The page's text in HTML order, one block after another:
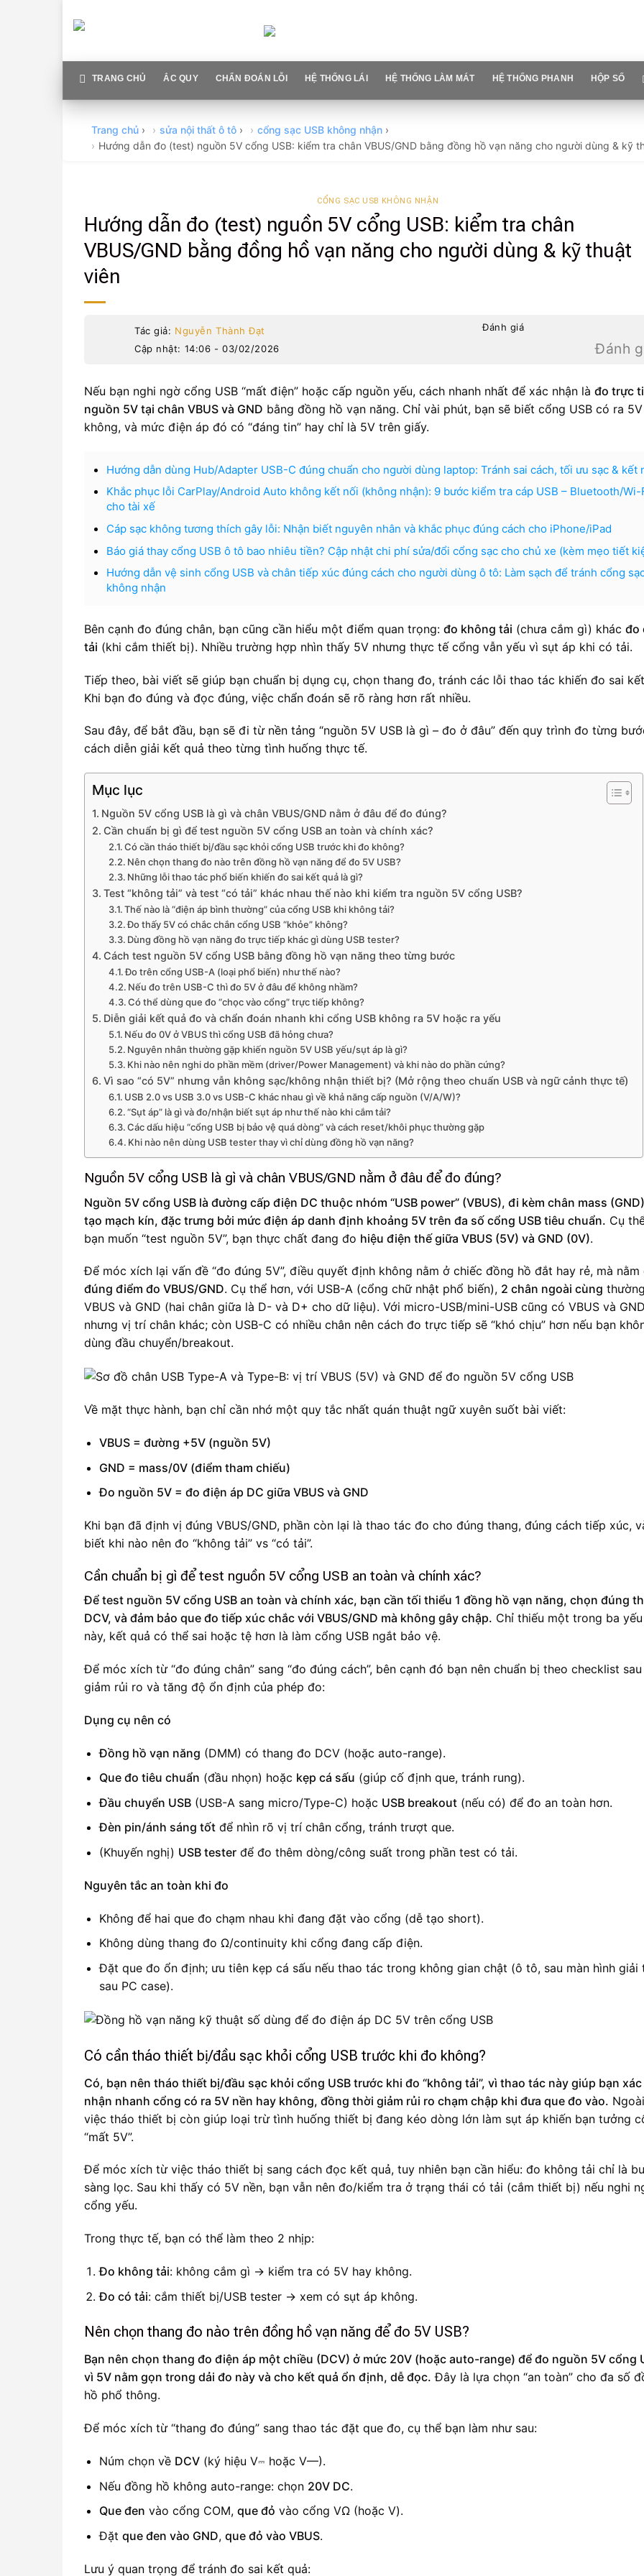
TRANG CHỦ ẮC QUY CHẨN ĐOÁN LỖI HỆ THỐNG LÁI HỆ THỐNG LÀM MÁT HỆ THỐNG PHANH HỘP SỐ
Trang chủ › sửa nội thất ô tô › cổng sạc USB không nhận ›
Hướng dẫn đo (test) nguồn 5V cổng USB: kiểm tra chân VBUS/GND bằng đồng hồ vạn năng cho người dùng & kỹ
CỔNG SẠC USB KHÔNG NHẬN
Hướng dẫn đo (test) nguồn 5V cổng USB: kiểm tra chân
VBUS/GND bằng đồng hồ vạn năng cho người dùng & kỹ thuật
viên
Tác giả: Nguyễn Thành Đạt
Cập nhật: 14:06 - 03/02/2026
Đánh giá
Đánh
Nếu bạn nghi ngờ cổng USB “mất điện” hoặc cấp nguồn yếu, cách nhanh nhất để xác nhận là đo trực
nguồn 5V tại chân VBUS và GND bằng đồng hồ vạn năng. Chỉ vài phút, bạn sẽ biết cổng USB có ra
không, và mức điện áp đó có “đáng tin” hay chỉ là 5V trên giấy.
Hướng dẫn dùng Hub/Adapter USB-C đúng chuẩn cho người dùng laptop: Tránh sai cách, tối ưu sạc & kết
Khắc phục lỗi CarPlay/Android Auto không kết nối (không nhận): 9 bước kiểm tra cáp USB – Bluetooth/Wi-
cho tài xế
Cáp sạc không tương thích gây lỗi: Nhận biết nguyên nhân và khắc phục đúng cách cho iPhone/iPad
Báo giá thay cổng USB ô tô bao nhiêu tiền? Cập nhật chi phí sửa/đổi cổng sạc cho chủ xe (kèm mẹo tiết
Hướng dẫn vệ sinh cổng USB và chân tiếp xúc đúng cách cho người dùng ô tô: Làm sạch để tránh cổng
không nhận
Bên cạnh đo đúng chân, bạn cũng cần hiểu một điểm quan trọng: đo không tải (chưa cắm gì) khác đo
tải (khi cắm thiết bị). Nhiều trường hợp nhìn thấy 5V nhưng thực tế cổng vẫn yếu vì sụt áp khi có tải.
Tiếp theo, bài viết sẽ giúp bạn chuẩn bị dụng cụ, chọn thang đo, tránh các lỗi thao tác khiến đo sai
Khi bạn đo đúng và đọc đúng, việc chẩn đoán sẽ rõ ràng hơn rất nhiều.
Sau đây, để bắt đầu, bạn sẽ đi từ nền tảng “nguồn 5V USB là gì – đo ở đâu” đến quy trình đo từng
cách diễn giải kết quả theo từng tình huống thực tế.
Mục lục
Nguồn 5V cổng USB là gì và chân VBUS/GND nằm ở đâu để đo đúng?
Cần chuẩn bị gì để test nguồn 5V cổng USB an toàn và chính xác?
Có cần tháo thiết bị/đầu sạc khỏi cổng USB trước khi đo không?
Nên chọn thang đo nào trên đồng hồ vạn năng để đo 5V USB?
Những lỗi thao tác phổ biến khiến đo sai kết quả là gì?
Test “không tải” và test “có tải” khác nhau thế nào khi kiểm tra nguồn 5V cổng USB?
Thế nào là “điện áp bình thường” của cổng USB khi không tải?
Đo thấy 5V có chắc chắn cổng USB “khỏe” không?
Dùng đồng hồ vạn năng đo trực tiếp khác gì dùng USB tester?
Cách test nguồn 5V cổng USB bằng đồng hồ vạn năng theo từng bước
Đo trên cổng USB-A (loại phổ biến) như thế nào?
Nếu đo trên USB-C thì đo 5V ở đâu để không nhầm?
Có thể dùng que đo “chọc vào cổng” trực tiếp không?
Diễn giải kết quả đo và chẩn đoán nhanh khi cổng USB không ra 5V hoặc ra yếu
Nếu đo 0V ở VBUS thì cổng USB đã hỏng chưa?
Nguyên nhân thường gặp khiến nguồn 5V USB yếu/sụt áp là gì?
Khi nào nên nghi do phần mềm (driver/Power Management) và khi nào do phần cứng?
Vì sao “có 5V” nhưng vẫn không sạc/không nhận thiết bị? (Mở rộng theo chuẩn USB và ngữ cảnh thực tế)
USB 2.0 vs USB 3.0 vs USB-C khác nhau gì về khả năng cấp nguồn (V/A/W)?
“Sụt áp” là gì và đo/nhận biết sụt áp như thế nào khi cắm tải?
Các dấu hiệu “cổng USB bị bảo vệ quá dòng” và cách reset/khôi phục thường gặp
Khi nào nên dùng USB tester thay vì chỉ dùng đồng hồ vạn năng?
Nguồn 5V cổng USB là gì và chân VBUS/GND nằm ở đâu để đo đúng?
Nguồn 5V cổng USB là đường cấp điện DC thuộc nhóm “USB power” (VBUS), đi kèm chân mass
tạo mạch kín, đặc trưng bởi mức điện áp danh định khoảng 5V trên đa số cổng USB tiêu chuẩn. Cụ
bạn muốn “test nguồn 5V”, bạn thực chất đang đo hiệu điện thế giữa VBUS (5V) và GND (0V).
Để móc xích lại vấn đề “đo đúng 5V”, điều quyết định không nằm ở chiếc đồng hồ đắt hay rẻ, mà nằm
đúng điểm đo VBUS/GND. Cụ thể hơn, với USB-A (cổng chữ nhật phổ biến), 2 chân ngoài cùng
VBUS và GND (hai chân giữa là D- và D+ cho dữ liệu). Với micro-USB/mini-USB cũng có VBUS và
nhưng vị trí chân khác; còn USB-C có nhiều chân nên cách đo trực tiếp sẽ “khó chịu” hơn nếu bạn
dùng đầu chuyển/breakout.
Về mặt thực hành, bạn chỉ cần nhớ một quy tắc nhất quán thuật ngữ xuyên suốt bài viết:
VBUS = đường +5V (nguồn 5V)
GND = mass/0V (điểm tham chiếu)
Đo nguồn 5V = đo điện áp DC giữa VBUS và GND
Khi bạn đã định vị đúng VBUS/GND, phần còn lại là thao tác đo cho đúng thang, đúng cách tiếp xúc,
biết khi nào nên đo “không tải” vs “có tải”.
Cần chuẩn bị gì để test nguồn 5V cổng USB an toàn và chính xác?
Để test nguồn 5V cổng USB an toàn và chính xác, bạn cần tối thiểu 1 đồng hồ vạn năng, chọn đúng
DCV, và đảm bảo que đo tiếp xúc chắc với VBUS/GND mà không gây chập. Chỉ thiếu một trong ba
này, kết quả có thể sai hoặc tệ hơn là làm cổng USB ngắt bảo vệ.
Để móc xích từ “đo đúng chân” sang “đo đúng cách”, bên cạnh đó bạn nên chuẩn bị theo checklist
giảm rủi ro và tăng độ ổn định của phép đo:
Dụng cụ nên có
Đồng hồ vạn năng (DMM) có thang đo DCV (hoặc auto-range).
Que đo tiêu chuẩn (đầu nhọn) hoặc kẹp cá sấu (giúp cố định que, tránh rung).
Đầu chuyển USB(USB-A sang micro/Type-C) hoặc USB breakout(nếu có) để đo an toàn hơn.
Đèn pin/ánh sáng tốtđể nhìn rõ vị trí chân cổng, tránh trượt que.
(Khuyến nghị) USB testerđể đo thêm dòng/công suất trong phần test có tải.
Nguyên tắc an toàn khi đo
Không để hai que đo chạm nhau khi đang đặt vào cổng (dễ tạo short).
Không dùng thang đo Ω/continuity khi cổng đang cấp điện.
Đặt que đo ổn định; ưu tiên kẹp cá sấu nếu thao tác trong không gian chật (ô tô, sau màn hình giải
sau PC case).
Có cần tháo thiết bị/đầu sạc khỏi cổng USB trước khi đo không?
Có, bạn nên tháo thiết bị/đầu sạc khỏi cổng USB trước khi đo “không tải”, vì thao tác này giúp bạn xác
nhận nhanh cổng có ra 5V nền hay không, đồng thời giảm rủi ro chạm chập khi đưa que đo vào.
việc tháo thiết bị còn giúp loại trừ tình huống thiết bị đang kéo dòng lớn làm sụt áp khiến bạn tưởng
“mất 5V”.
Để móc xích từ việc tháo thiết bị sang cách đọc kết quả, tuy nhiên bạn cần hiểu: đo không tải chỉ là
sàng lọc. Sau khi thấy có 5V nền, bạn vẫn nên đo/kiểm tra ở trạng thái có tải (cắm thiết bị) nếu nghi
cổng yếu.
Trong thực tế, bạn có thể làm theo 2 nhịp:
Đo không tải: không cắm gì → kiểm tra có 5V hay không.
Đo có tải: cắm thiết bị/USB tester → xem có sụt áp không.
Nên chọn thang đo nào trên đồng hồ vạn năng để đo 5V USB?
Bạn nên chọn thang đo điện áp một chiều (DCV) ở mức 20V (hoặc auto-range) để đo nguồn 5V cổng
vì 5V nằm gọn trong dải đo này và cho kết quả ổn định, dễ đọc. Đây là lựa chọn “an toàn” cho đa số
hồ phổ thông.
Để móc xích từ “thang đo đúng” sang thao tác đặt que đo, cụ thể bạn làm như sau:
Núm chọn về DCV(ký hiệu V⎓ hoặc V—).
Nếu đồng hồ không auto-range: chọn 20V DC.
Que đen vào cổng COM, que đỏ vào cổng VΩ (hoặc V).
Đặt que đen vào GND, que đỏ vào VBUS.
Lưu ý quan trọng để tránh đo sai kết quả: